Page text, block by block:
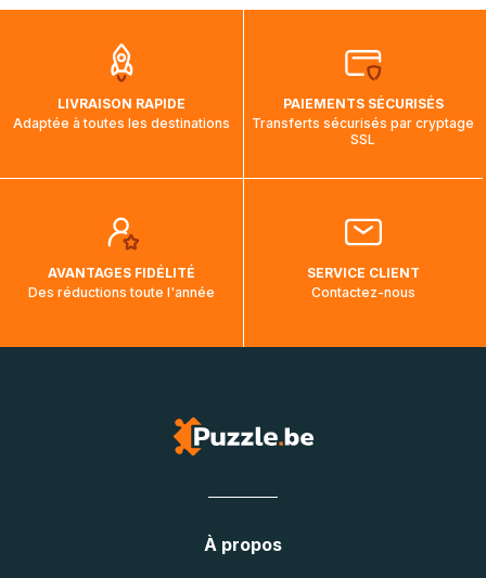
aura touché terre.
LIVRAISON RAPIDE
Adaptée à toutes les destinations
PAIEMENTS SÉCURISÉS
Transferts sécurisés par cryptage
SSL
AVANTAGES FIDÉLITÉ
Des réductions toute l'année
SERVICE CLIENT
Contactez-nous
À propos